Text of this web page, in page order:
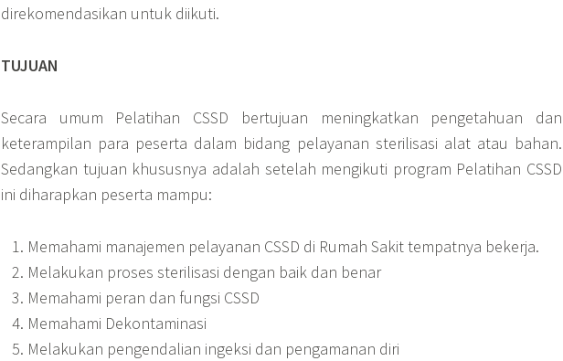
direkomendasikan untuk diikuti.
TUJUAN
Secara umum Pelatihan CSSD bertujuan meningkatkan pengetahuan dan
keterampilan para peserta dalam bidang pelayanan sterilisasi alat atau bahan.
Sedangkan tujuan khususnya adalah setelah mengikuti program Pelatihan CSSD
ini diharapkan peserta mampu:
Memahami manajemen pelayanan CSSD di Rumah Sakit tempatnya bekerja.
Melakukan proses sterilisasi dengan baik dan benar
Memahami peran dan fungsi CSSD
Memahami Dekontaminasi
Melakukan pengendalian ingeksi dan pengamanan diri